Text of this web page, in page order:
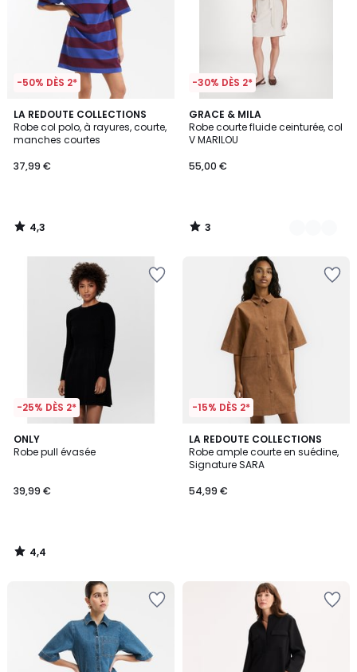
-50% DÈS 2*
LA REDOUTE COLLECTIONS
Robe col polo, à rayures, courte,
manches courtes
37,99 €
4,3
/ 5
4,3
/
-30% DÈS 2*
GRACE & MILA
Robe courte fluide ceinturée, col
V MARILOU
55,00 €
3
/
5
2
Couleurs
3
/
-25% DÈS 2*
ONLY
Robe pull évasée
39,99 €
4,4
/ 5
4,4
/
-15% DÈS 2*
LA REDOUTE COLLECTIONS
Robe ample courte en suédine,
Signature SARA
54,99 €